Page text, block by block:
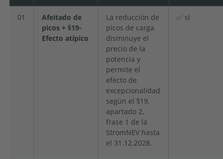
01
Afeitado de
picos + §19-
Efecto atípico
La reducción de
picos de carga
disminuye el
precio de la
potencia y
permite el
efecto de
excepcionalidad
según el §19,
apartado 2,
frase 1 de la
StromNEV hasta
el 31.12.2028.
✅ sí